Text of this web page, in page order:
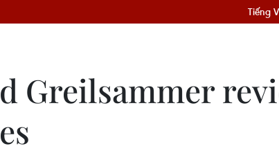
Tiếng
Greilsammer